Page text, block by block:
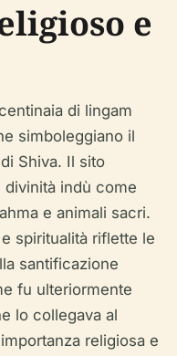
e
di lingam
simboleggiano il
Shiva. Il sito
indù come
e animali sacri.
spiritualità riflette le
santificazione
fu ulteriormente
lo collegava al
religiosa e